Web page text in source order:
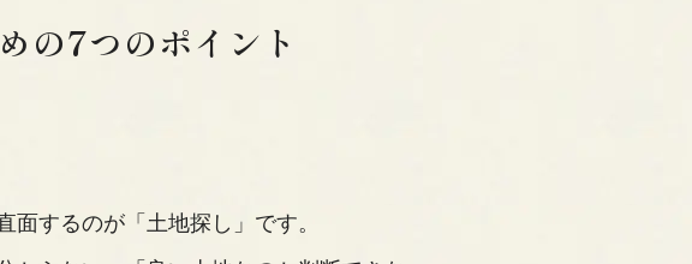
の7つのポイント
するのが「土地探し」です。